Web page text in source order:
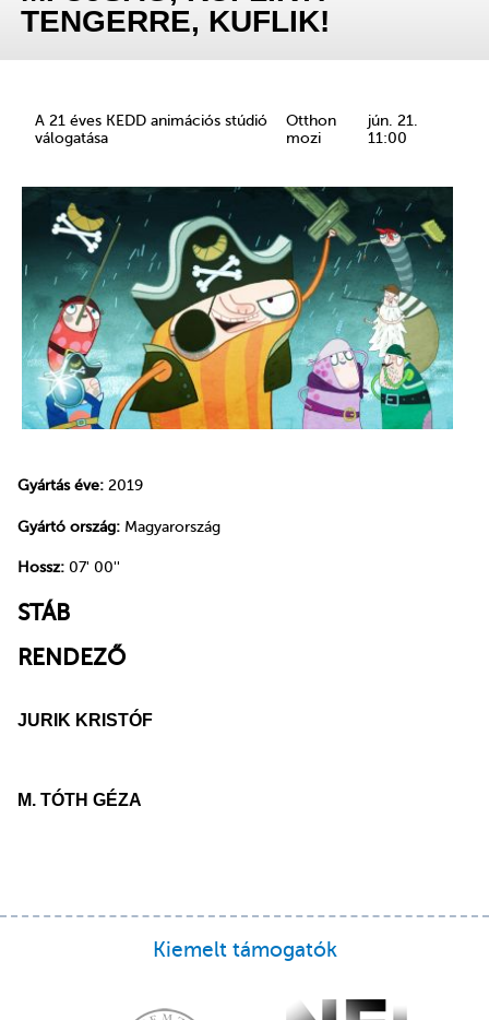
TENGERRE, KUFLIK!
A 21 éves KEDD animációs stúdió
válogatása
Otthon
mozi
jún. 21.
11:00
Gyártás éve: 2019
Gyártó ország: Magyarország
Hossz: 07' 00''
STÁB
RENDEZŐ
JURIK KRISTÓF
M. TÓTH GÉZA
Kiemelt támogatók